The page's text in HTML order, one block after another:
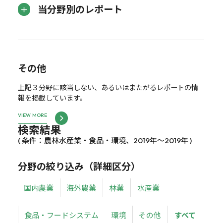
当分野別のレポート
その他
上記３分野に該当しない、あるいはまたがるレポートの情
報を掲載しています。
VIEW MORE
検索結果
( 条件：農林水産業・食品・環境、2019年～2019年 )
分野の絞り込み（詳細区分）
国内農業 海外農業 林業 水産業
食品・フードシステム 環境 その他 すべて